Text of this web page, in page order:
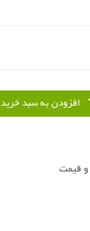
افزودن به سبد خرید
و قیمت